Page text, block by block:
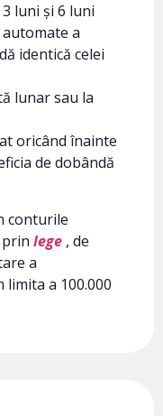
luni și 6 luni
a
identică celei
lunar sau la
oricând înainte
de dobândă
conturile
lege , de
a
a 100.000